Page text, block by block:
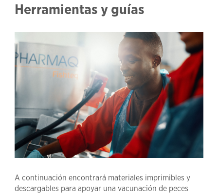
Herramientas y guías
A continuación encontrará materiales imprimibles y
descargables para apoyar una vacunación de peces